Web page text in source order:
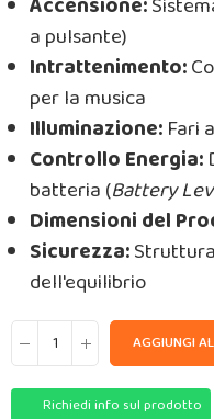
Accensione:
a pulsante)
Intrattenimento:
per la musica
Illuminazione: Fari
Controllo Energia:
batteria (Battery
Dimensioni del
Sicurezza:
dell'equilibrio
AGGIUNGI
Richiedi info sul prodotto